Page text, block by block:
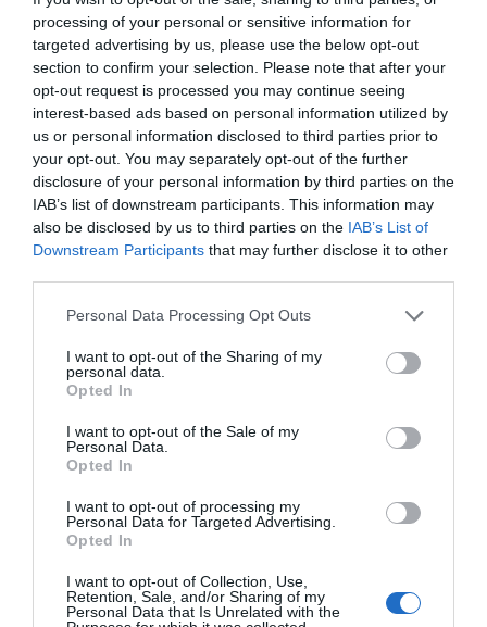
processing of your personal or sensitive information for
targeted advertising by us, please use the below opt-out
section to confirm your selection. Please note that after your
opt-out request is processed you may continue seeing
interest-based ads based on personal information utilized by
us or personal information disclosed to third parties prior to
your opt-out. You may separately opt-out of the further
disclosure of your personal information by third parties on the
IAB’s list of downstream participants. This information may
also be disclosed by us to third parties on the IAB’s List of
Downstream Participants that may further disclose it to other
Personal Data Processing Opt Outs
I want to opt-out of the Sharing of my
personal data.
Opted In
I want to opt-out of the Sale of my
Personal Data.
Opted In
I want to opt-out of processing my
Personal Data for Targeted Advertising.
Opted In
I want to opt-out of Collection, Use,
Retention, Sale, and/or Sharing of my
Personal Data that Is Unrelated with the
convierten en
oportunidades de vida
En cada una de las formaciones impulsadas por
Incorporaen Villa Retiro, cerca del 70% del
alumnado ha conseguido encontrar un trabajo.
“El objetivo de estos cursos es que salgan de aquí
preparados para entrar en el mundo laboral”,
explica Fran López, que tiene varios exalumnos
en su propio equipo. “Otros hoy ocupan cargos de
responsabilidad en cocinas importantes del
Uno de estos exalumnos es
25 años, que fue uno de los primeros estudiantes
de la formación impulsada por
con la idea de encontrar un futuro mejor. Después
de pasar por el centro de menores de Tortosa,
insistió en buscar cursos que le permitieran
empezar a trabajar. Aunque su intención era